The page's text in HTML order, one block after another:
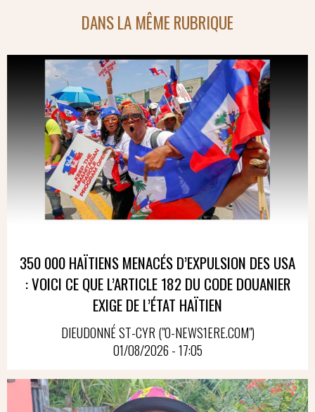
DANS LA MÊME RUBRIQUE
350 000 HAÏTIENS MENACÉS D’EXPULSION DES USA
: VOICI CE QUE L’ARTICLE 182 DU CODE DOUANIER
EXIGE DE L’ÉTAT HAÏTIEN
DIEUDONNÉ ST-CYR ("O-NEWS1ERE.COM")
01/08/2026 - 17:05